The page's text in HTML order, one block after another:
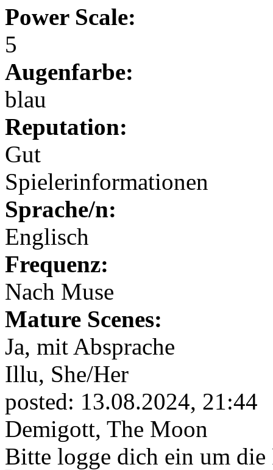
Power Scale:
5
Augenfarbe:
blau
Reputation:
Gut
Spielerinformationen
Sprache/n:
Englisch
Frequenz:
Nach Muse
Mature Scenes:
Ja, mit Absprache
Illu, She/Her
posted: 13.08.2024, 21:44
Demigott, The Moon
Bitte logge dich ein um die